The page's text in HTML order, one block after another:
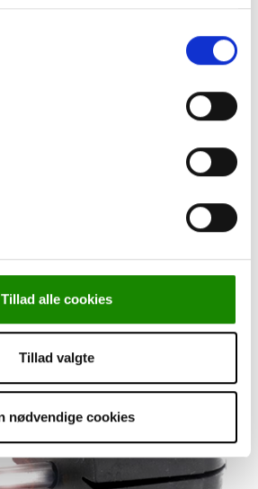
Tillad alle cookies
Tillad valgte
nødvendige cookies
- Udstyr til fremstilling - Slibehoved
Til Slibemaskine